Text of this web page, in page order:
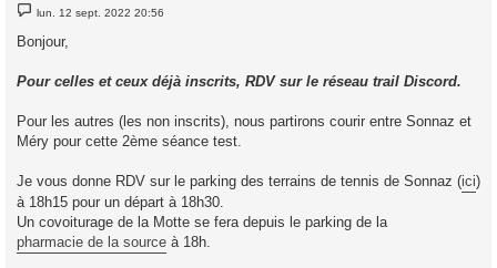
M
e
s
e
lun. 12 sept. 2022 20:56
Bonjour,
Pour celles et ceux déjà inscrits, RDV sur le réseau trail Discord.
Pour les autres (les non inscrits), nous partirons courir entre Sonnaz et
Méry pour cette 2ème séance test.
Je vous donne RDV sur le parking des terrains de tennis de Sonnaz (ici)
à 18h15 pour un départ à 18h30.
Un covoiturage de la Motte se fera depuis le parking de la
pharmacie de la source à 18h.